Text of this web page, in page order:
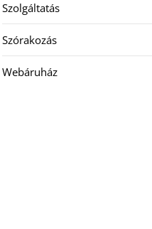
Szolgáltatás
Szórakozás
Webáruház